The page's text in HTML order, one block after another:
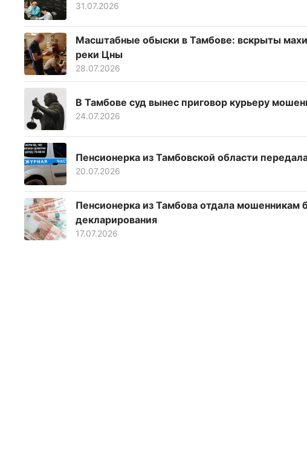
31.07.2026
Масштабные обыски в Тамбове: вскрыты
реки Цны
28.07.2026
В Тамбове суд вынес приговор курьеру
24.07.2026
Пенсионерка из Тамбовской области
20.07.2026
Пенсионерка из Тамбова отдала
декларирования
17.07.2026